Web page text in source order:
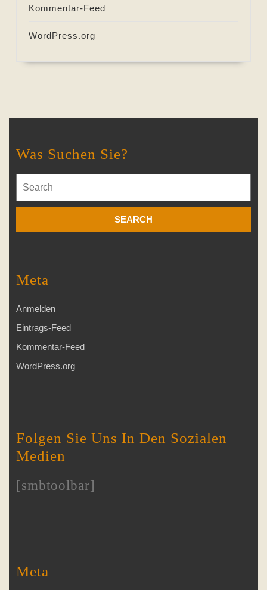
Kommentar-Feed
WordPress.org
Was Suchen Sie?
for:
Meta
Anmelden
Eintrags-Feed
Kommentar-Feed
WordPress.org
Folgen Sie Uns In Den Sozialen
Medien
[smbtoolbar]
Meta